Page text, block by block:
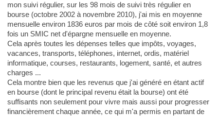
mon suivi régulier, sur les 98 mois de suivi très régulier en
bourse (octobre 2002 à novembre 2010), j'ai mis en moyenne
mensuelle environ 1836 euros par mois de côté soit environ 1,8
fois un SMIC net d'épargne mensuelle en moyenne.
Cela après toutes les dépenses telles que impôts, voyages,
vacances, transports, téléphones, internet, ordis, matériel
informatique, courses, restaurants, logement, santé, et autres
charges ...
Cela montre bien que les revenus que j'ai généré en étant actif
en bourse (dont le principal revenu était la bourse) ont été
suffisants non seulement pour vivre mais aussi pour progresser
financièrement chaque année, ce qui m'a permis en partant de